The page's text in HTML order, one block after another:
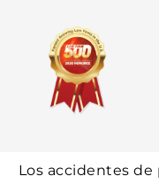
Los accidentes